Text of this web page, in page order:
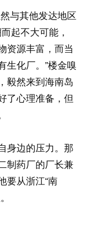
与其他发达地区
起不大可能，
资源丰富，而当
生化厂。”楼金嗅
毅然来到海南岛
了心理准备，但
边的压力。那
制药厂的厂长兼
要从浙江“南